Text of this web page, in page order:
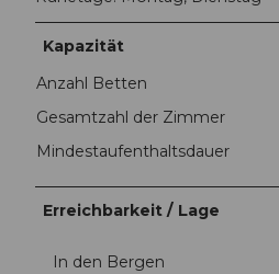
Kapazität
Anzahl Betten
Gesamtzahl der Zimmer
Mindestaufenthaltsdauer
Erreichbarkeit / Lage
In den Bergen